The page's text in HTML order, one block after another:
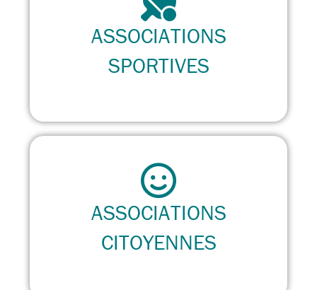
ASSOCIATIONS
SPORTIVES
ASSOCIATIONS
CITOYENNES